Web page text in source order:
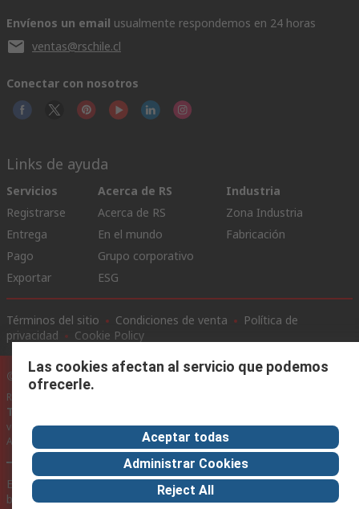
Envíenos un email usualmente respondemos en 24 horas
ventas@rschile.cl
Conectar con nosotros
Links de ayuda
Servicios
Registrarse
Entrega
Pago
Exportar
Acerca de RS
Acerca de RS
En el mundo
Grupo corporativo
ESG
Industria
Zona Industria
Fabricación
Términos del sitio Condiciones de venta
Política de
privacidad
Cookie Policy
©RS Group Ltd. 2020
RS Group Ltda.
Teléfonos
ventas@rschile.cl
Ayuda
Este sitio web ha sido desarrollado por Catalogue solutions Ltd
bajo licencia por RS Group Ltd
Las cookies afectan al servicio que podemos
ofrecerle.
Aceptar todas
Administrar Cookies
Reject All